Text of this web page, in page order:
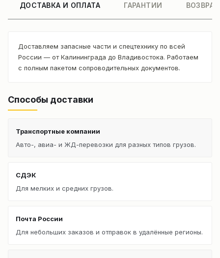
ДОСТАВКА И ОПЛАТА ГАРАНТИИ
Доставляем запасные части и спецтехнику по всей
России — от Калининграда до Владивостока. Работаем
с полным пакетом сопроводительных документов.
Способы доставки
Транспортные компании
Авто-, авиа- и ЖД-перевозки для разных типов грузов.
СДЭК
Для мелких и средних грузов.
Почта России
Для небольших заказов и отправок в удалённые регионы.